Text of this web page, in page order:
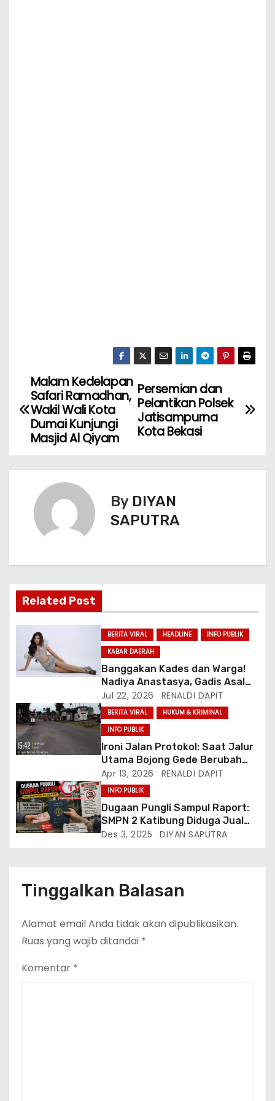
Persemian dan
Pelantikan Polsek
Jatisampurna
Kota Bekasi
Malam Kedelapan
Safari Ramadhan,
Wakil Wali Kota
Dumai Kunjungi
Masjid Al Qiyam
By DIYAN
SAPUTRA
Related Post
BERITA VIRAL HEADLINE
INFO PUBLIK
KABAR DAERAH
Banggakan Kades dan Warga!
Nadiya Anastasya, Gadis Asal
Gunungsari Citeureup Bawa
Nama Jawa Barat ke Miss
Bintang Remaja Indonesia 2026
Jul 22, 2026 RENALDI DAPIT
BERITA VIRAL
HUKUM & KRIMINAL
INFO PUBLIK
Ironi Jalan Protokol: Saat Jalur
Utama Bojong Gede Berubah
Jadi Garasi Bus AKAP
Apr 13, 2026 RENALDI DAPIT
INFO PUBLIK
Dugaan Pungli Sampul Raport:
SMPN 2 Katibung Diduga Jual
Sampul Raport Rp60 Ribu,
Des 3, 2025 DIYAN SAPUTRA
Tinggalkan Balasan
Alamat email Anda tidak akan dipublikasikan.
Ruas yang wajib ditandai *
Komentar *